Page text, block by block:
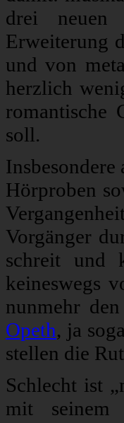
drei neuen
Erweiterung
und von
herzlich
romantische
soll.
Hörproben
Vorgänger
schreit und
keineswegs
nunmehr
Opeth, ja
stellen die
Schlecht ist
mit seinem